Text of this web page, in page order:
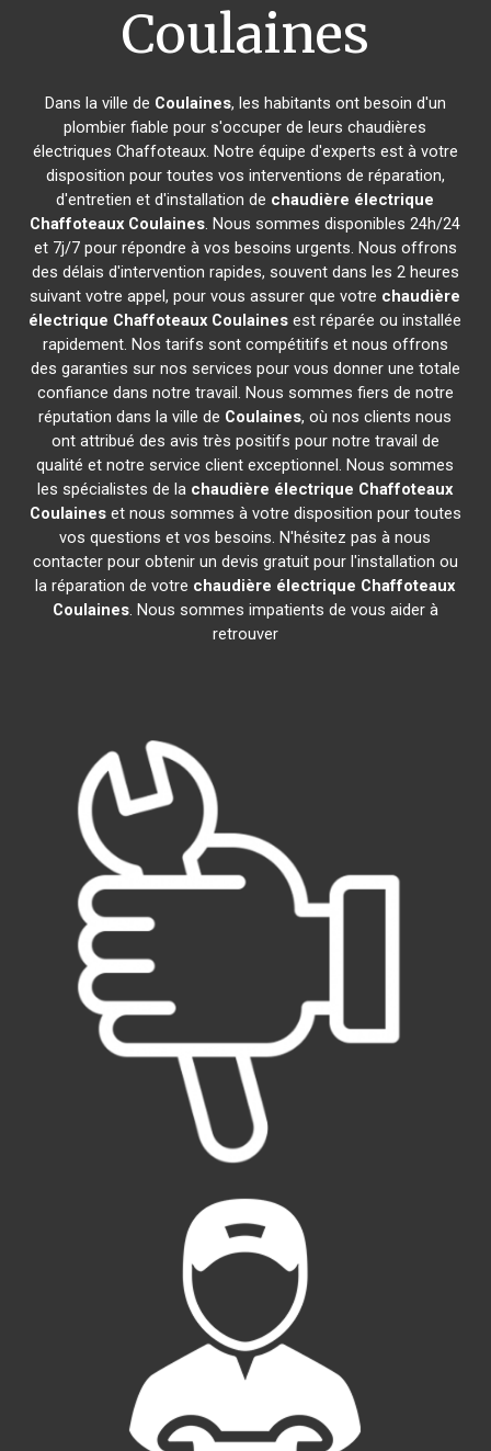
Coulaines
Dans la ville de Coulaines, les habitants ont besoin d'un
plombier fiable pour s'occuper de leurs chaudières
électriques Chaffoteaux. Notre équipe d'experts est à votre
disposition pour toutes vos interventions de réparation,
d'entretien et d'installation de chaudière électrique
Chaffoteaux Coulaines. Nous sommes disponibles 24h/24
et 7j/7 pour répondre à vos besoins urgents. Nous offrons
des délais d'intervention rapides, souvent dans les 2 heures
suivant votre appel, pour vous assurer que votre chaudière
électrique Chaffoteaux Coulaines est réparée ou installée
rapidement. Nos tarifs sont compétitifs et nous offrons
des garanties sur nos services pour vous donner une totale
confiance dans notre travail. Nous sommes fiers de notre
réputation dans la ville de Coulaines, où nos clients nous
ont attribué des avis très positifs pour notre travail de
qualité et notre service client exceptionnel. Nous sommes
les spécialistes de la chaudière électrique Chaffoteaux
Coulaineset nous sommes à votre disposition pour toutes
vos questions et vos besoins. N'hésitez pas à nous
contacter pour obtenir un devis gratuit pour l'installation ou
la réparation de votre chaudière électrique Chaffoteaux
Coulaines. Nous sommes impatients de vous aider à
retrouver